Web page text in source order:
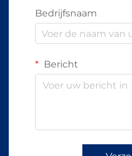
Bedrijfsnaam
Bericht